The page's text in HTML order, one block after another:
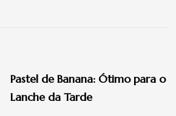
Pastel de Banana: Ótimo para o
Lanche da Tarde